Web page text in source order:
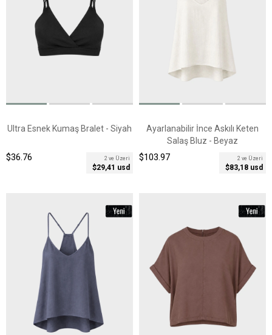
Ultra Esnek Kumaş Bralet - Siyah
2 ve Üzeri
$29,41 usd
$36.76
Ayarlanabilir İnce Askılı Keten
Salaş Bluz - Beyaz
2 ve Üzeri
$83,18 usd
$103.97